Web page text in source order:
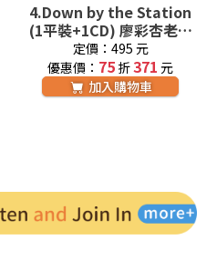
4.Down by the Station
(1平裝+1CD) 廖彩杏老師
推薦有聲書第3週
定價：495 元
優惠價： 75 折371 元
加入購物車